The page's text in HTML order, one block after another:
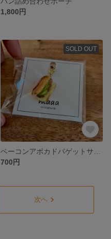
1,800円
SOLD OUT
700円
次へ